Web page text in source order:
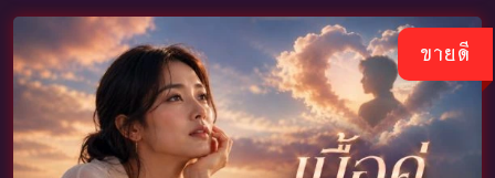
ขายดี